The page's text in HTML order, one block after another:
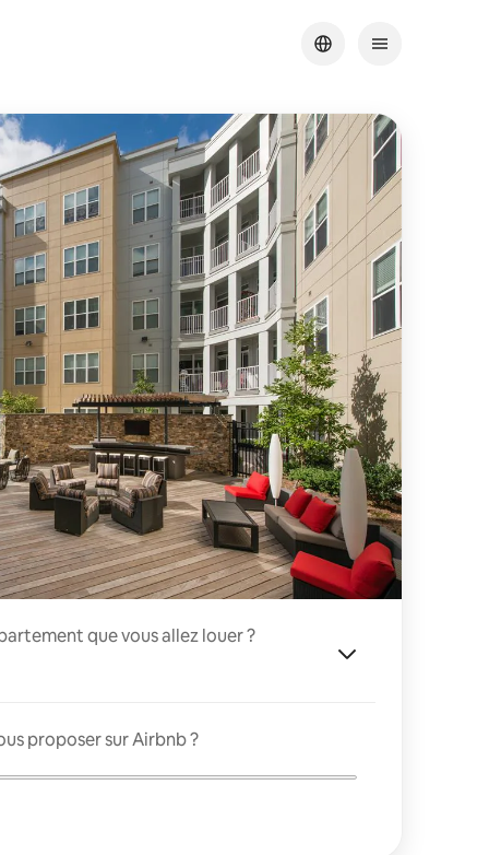
que vous allez louer ?
proposer sur Airbnb ?